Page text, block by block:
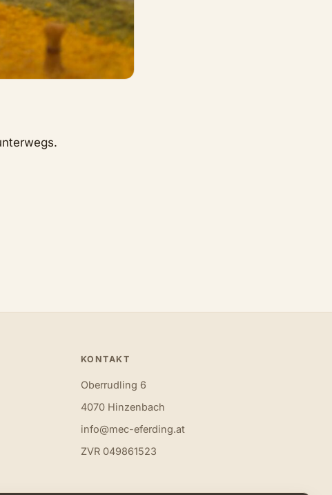
KONTAKT
Oberrudling 6
4070 Hinzenbach
info@mec-eferding.at
ZVR 049861523